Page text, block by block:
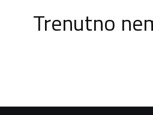
Trenutno